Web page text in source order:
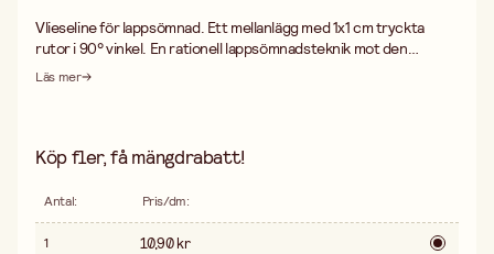
Vlieseline för lappsömnad. Ett mellanlägg med 1x1 cm tryckta
rutor i 90° vinkel. En rationell lappsömnadsteknik mot den
traditionella schablontekniken. Geometriska mönster och former
Läs mer
Köp fler, få mängdrabatt!
Antal: Pris/dm:
1 10,90 kr